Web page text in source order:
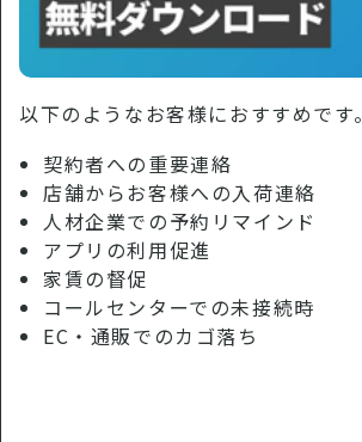
以下のようなお客様におすすめです。
契約者への重要連絡
店舗からお客様への入荷連絡
人材企業での予約リマインド
アプリの利用促進
家賃の督促
コールセンターでの未接続時
EC・通販でのカゴ落ち